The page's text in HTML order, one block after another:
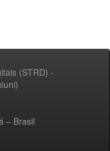
(STRD) -
– Brasil